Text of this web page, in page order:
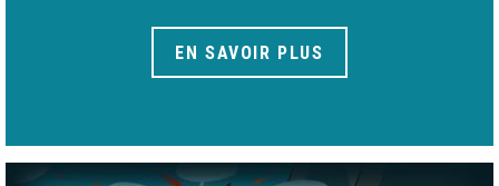
EN SAVOIR PLUS